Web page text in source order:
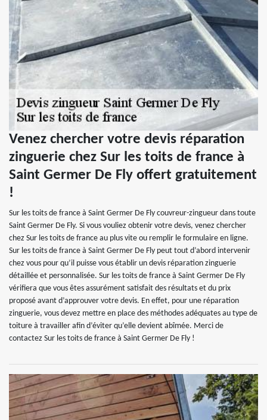
Venez chercher votre devis réparation
zinguerie chez Sur les toits de france à
Saint Germer De Fly offert gratuitement
!
Sur les toits de france à Saint Germer De Fly couvreur-zingueur dans toute
Saint Germer De Fly. Si vous vouliez obtenir votre devis, venez chercher
chez Sur les toits de france au plus vite ou remplir le formulaire en ligne.
Sur les toits de france à Saint Germer De Fly peut tout d’abord intervenir
chez vous pour qu’il puisse vous établir un devis réparation zinguerie
détaillée et personnalisée. Sur les toits de france à Saint Germer De Fly
vérifiera que vous êtes assurément satisfait des résultats et du prix
proposé avant d’approuver votre devis. En effet, pour une réparation
zinguerie, vous devez mettre en place des méthodes adéquates au type de
toiture à travailler afin d’éviter qu’elle devient abîmée. Merci de
contactez Sur les toits de france à Saint Germer De Fly !